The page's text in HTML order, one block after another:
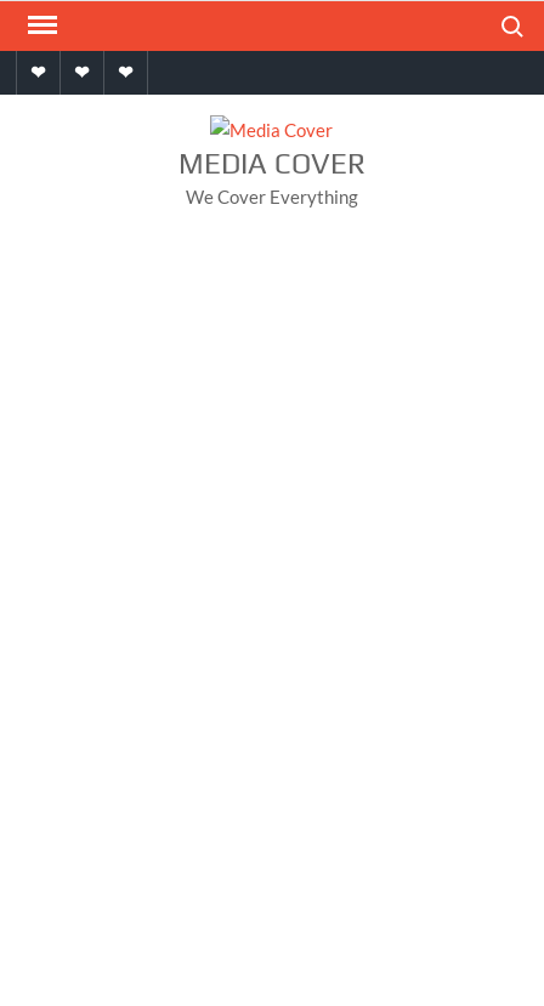
Skip
contentHomeAboutContact
MEDIA COVER
We Cover Everything